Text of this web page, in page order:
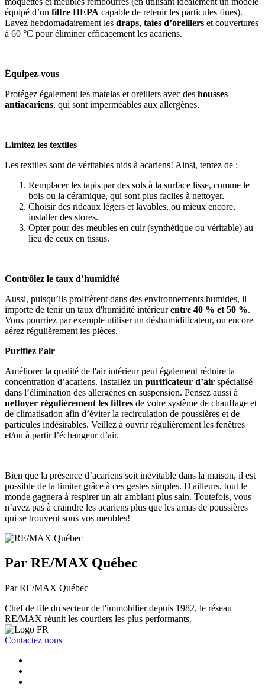
équipé d’un filtre HEPA capable de retenir les particules fines).
Lavez hebdomadairement les draps, taies d’oreillers et couvertures
à 60 °C pour éliminer efficacement les acariens.
Équipez-vous
Protégez également les matelas et oreillers avec des housses
antiacariens, qui sont imperméables aux allergènes.
Limitez les textiles
Les textiles sont de véritables nids à acariens! Ainsi, tentez de :
Remplacer les tapis par des sols à la surface lisse, comme le
bois ou la céramique, qui sont plus faciles à nettoyer.
Choisir des rideaux légers et lavables, ou mieux encore,
installer des stores.
Opter pour des meubles en cuir (synthétique ou véritable) au
lieu de ceux en tissus.
Contrôlez le taux d’humidité
Aussi, puisqu’ils prolifèrent dans des environnements humides, il
importe de tenir un taux d'humidité intérieurentre 40 % et 50 %.
Vous pourriez par exemple utiliser un déshumidificateur, ou encore
aérez régulièrement les pièces.
Purifiez l’air
Améliorer la qualité de l'air intérieur peut également réduire la
concentration d’acariens. Installez un purificateur d’air spécialisé
dans l’élimination des allergènes en suspension. Pensez aussi à
nettoyer régulièrement les filtres de votre système de chauffage et
de climatisation afin d’éviter la recirculation de poussières et de
particules indésirables. Veillez à ouvrir régulièrement les fenêtres
et/ou à partir l’échangeur d’air.
Bien que la présence d’acariens soit inévitable dans la maison, il est
possible de la limiter grâce à ces gestes simples. D'ailleurs, tout le
monde gagnera à respirer un air ambiant plus sain. Toutefois, vous
n’avez pas à craindre les acariens plus que les amas de poussières
qui se trouvent sous vos meubles!
Par RE/MAX Québec
Par RE/MAX Québec
Chef de file du secteur de l'immobilier depuis 1982, le réseau
RE/MAX réunit les courtiers les plus performants.
Contactez nous